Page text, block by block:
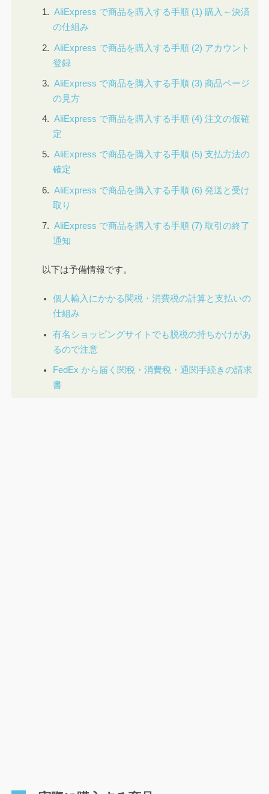
AliExpress で商品を購入する手順 (1) 購入～決済
の仕組み
AliExpress で商品を購入する手順 (2) アカウント
登録
AliExpress で商品を購入する手順 (3) 商品ページ
の見方
AliExpress で商品を購入する手順 (4) 注文の仮確
定
AliExpress で商品を購入する手順 (5) 支払方法の
確定
AliExpress で商品を購入する手順 (6) 発送と受け
取り
AliExpress で商品を購入する手順 (7) 取引の終了
通知
以下は予備情報です。
個人輸入にかかる関税・消費税の計算と支払いの
仕組み
有名ショッピングサイトでも脱税の持ちかけがあ
るので注意
FedEx から届く関税・消費税・通関手続きの請求
書